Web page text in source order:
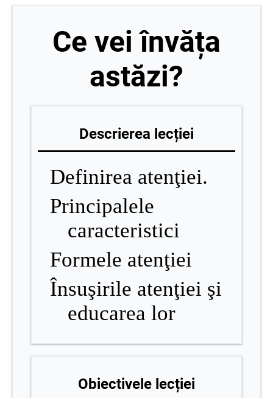
Ce vei învăța
astăzi?
Descrierea lecției
Definirea atenţiei.
Principalele
caracteristici
Formele atenţiei
Însuşirile atenţiei şi
educarea lor
Obiectivele lecției